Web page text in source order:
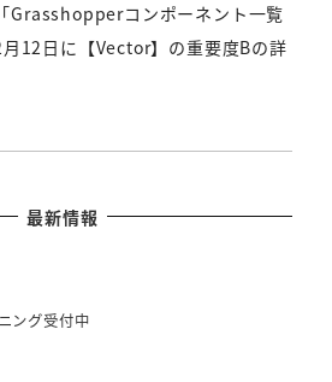
Grasshopperコンポーネント一覧
12日に【Vector】の重要度Bの詳
最新情報
ング受付中